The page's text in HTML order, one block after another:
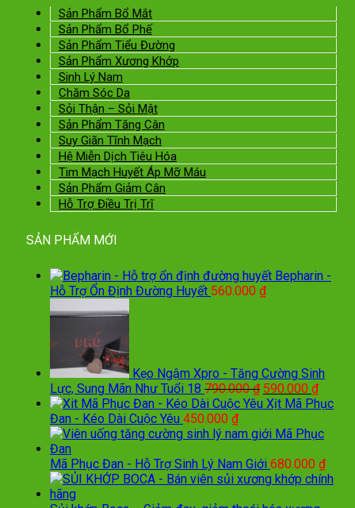
Sản Phẩm Bổ Mắt
Sản Phẩm Bổ Phế
Sản Phẩm Tiểu Đường
Sản Phẩm Xương Khớp
Sinh Lý Nam
Chăm Sóc Da
Sỏi Thận – Sỏi Mật
Sản Phẩm Tăng Cân
Suy Giãn Tĩnh Mạch
Hệ Miễn Dịch Tiêu Hóa
Tim Mạch Huyết Áp Mỡ Máu
Sản Phẩm Giảm Cân
Hỗ Trợ Điều Trị Trĩ
SẢN PHẨM MỚI
Bepharin -
Hỗ Trợ Ổn Định Đường Huyết 560.000 ₫
Kẹo Ngậm Xpro - Tăng Cường Sinh
Lực, Sung Mãn Như Tuổi 18 790.000₫ Giá
gốc
790.000 ₫.
590.000 ₫Giá
hiện
là:
Xịt Mã Phục
Đan - Kéo Dài Cuộc Yêu 450.000 ₫
Mã Phục Đan - Hỗ Trợ Sinh Lý Nam Giới 680.000 ₫